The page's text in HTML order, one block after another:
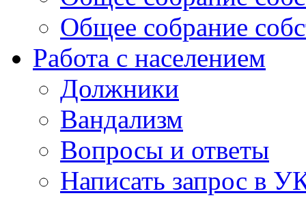
Общее собрание
Работа с населением
Должники
Вандализм
Вопросы и ответы
Написать запрос в